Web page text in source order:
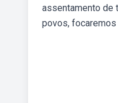
assentamento de
povos,